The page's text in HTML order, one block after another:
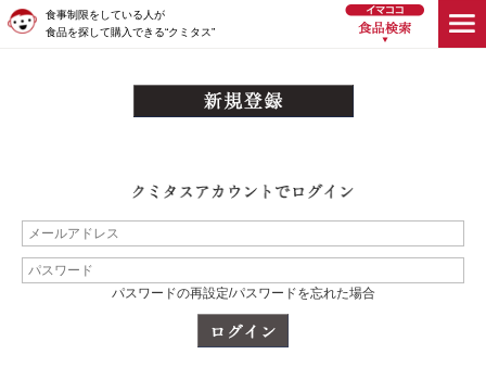
食事制限をしている人が
食品を探して購入できる“クミタス”
パスワードの再設定/パスワードを忘れた場合